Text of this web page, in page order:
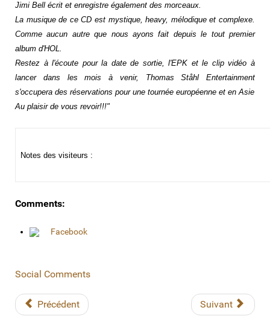
Jimi Bell écrit et enregistre également des morceaux.
La musique de ce CD est mystique, heavy, mélodique et complexe.
Comme aucun autre que nous ayons fait depuis le tout premier
album d'HOL.
Restez à l'écoute pour la date de sortie, l'EPK et le clip vidéo à
lancer dans les mois à venir, Thomas Ståhl Entertainment
s'occupera des réservations pour une tournée européenne et en Asie
Au plaisir de vous revoir!!!"
Notes des visiteurs :
Comments:
Facebook
Social Comments
Précédent Suivant